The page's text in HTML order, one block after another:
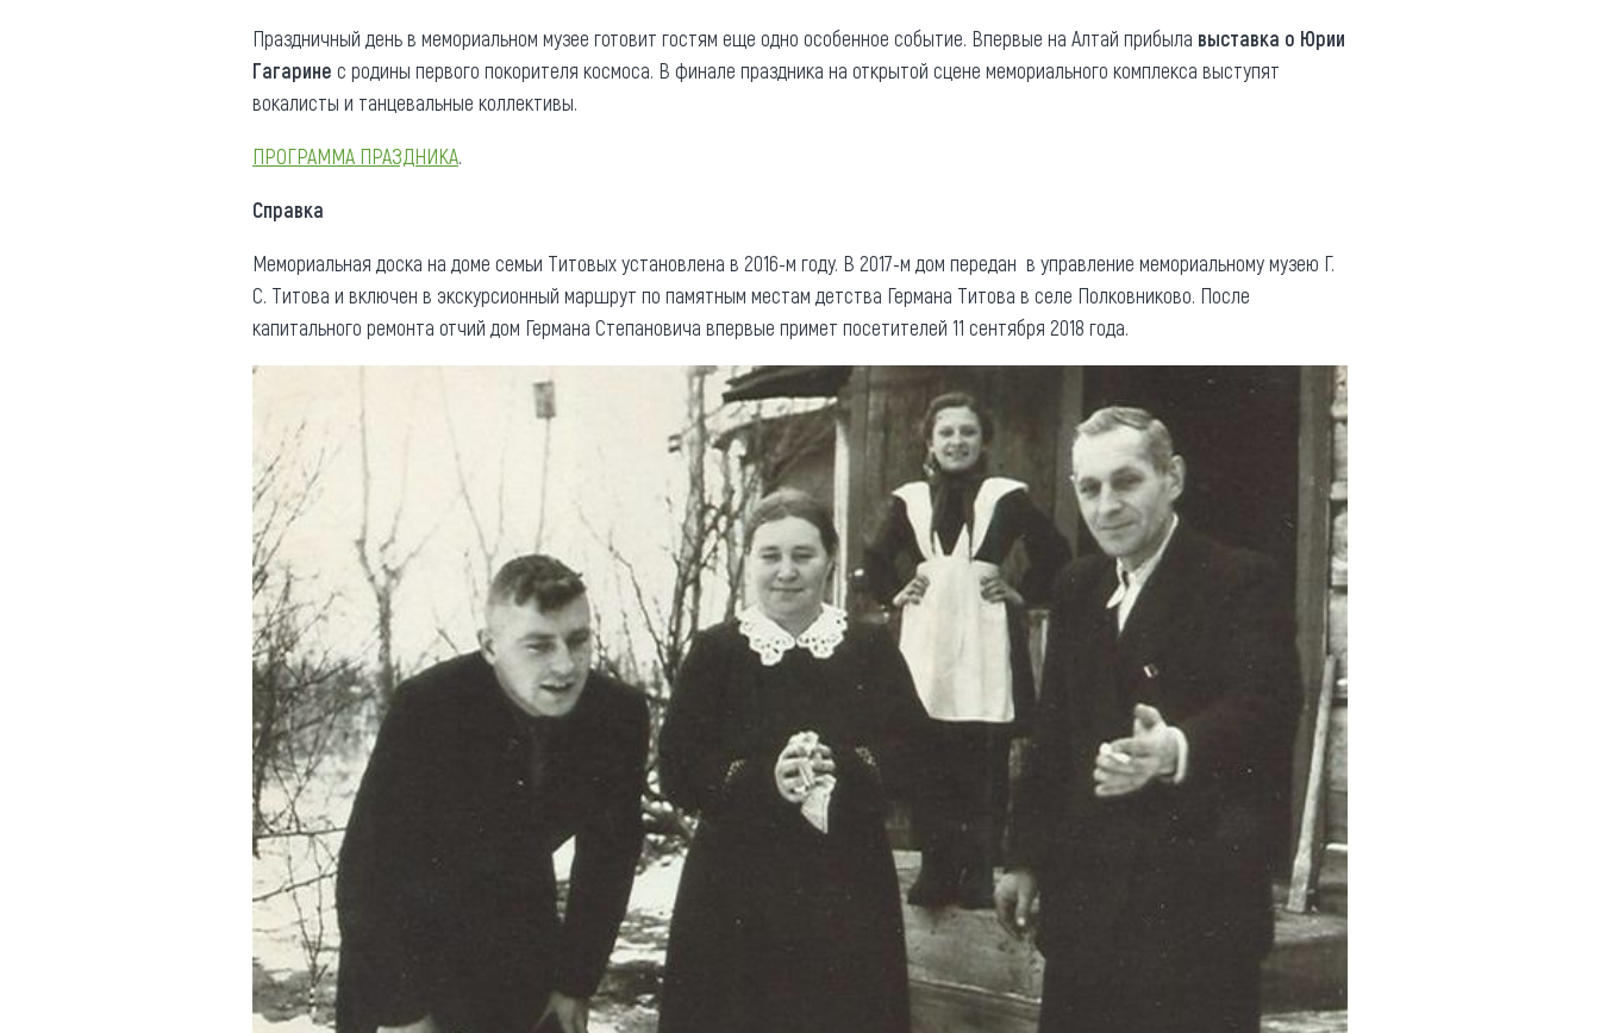
Праздничный день в мемориальном музее готовит гостям еще одно особенное событие. Впервые на Алтай прибыла выставка о Юрии
Гагарине с родины первого покорителя космоса. В финале праздника на открытой сцене мемориального комплекса выступят
вокалисты и танцевальные коллективы.
ПРОГРАММА ПРАЗДНИКА.
Справка
Мемориальная доска на доме семьи Титовых установлена в 2016-м году. В 2017-м дом передан в управление мемориальному музею Г.
С. Титова и включен в экскурсионный маршрут по памятным местам детства Германа Титова в селе Полковниково. После
капитального ремонта отчий дом Германа Степановича впервые примет посетителей 11 сентября 2018 года.